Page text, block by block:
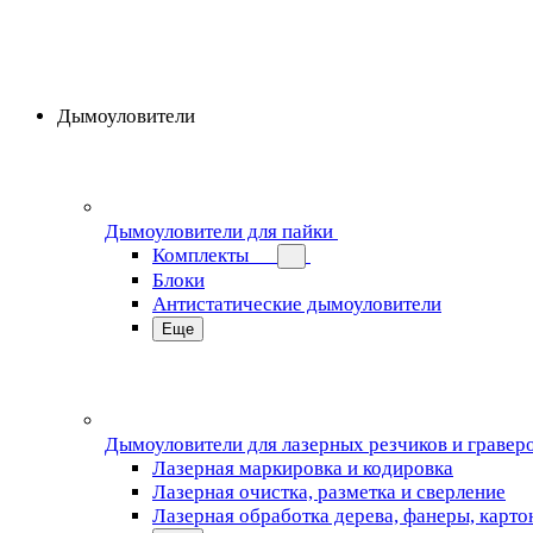
Дымоуловители
Дымоуловители для пайки
Комплекты
Блоки
Антистатические дымоуловители
Еще
Дымоуловители для лазерных резчиков и
Лазерная маркировка и кодировка
Лазерная очистка, разметка и сверление
Лазерная обработка дерева, фанеры,